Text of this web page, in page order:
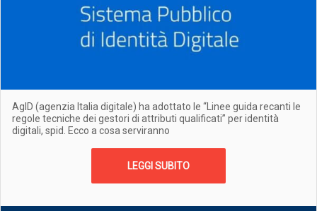
AgID (agenzia Italia digitale) ha adottato le “Linee guida recanti le
regole tecniche dei gestori di attributi qualificati” per identità
digitali, spid. Ecco a cosa serviranno
LEGGI SUBITO